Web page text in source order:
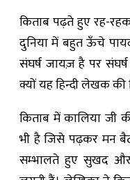
किताब पढ़ते हुए रह-
दुनिया में बहुत ऊँचे
संघर्ष जायज़ है पर संघर्ष
क्यों यह हिन्दी लेखक की
किताब में कालिया जी
भी है जिसे पढ़कर मन
सम्भालते हुए सुखद